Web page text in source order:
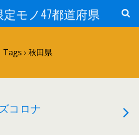
モノ47都道府県
Tags › 秋田県
コロナ